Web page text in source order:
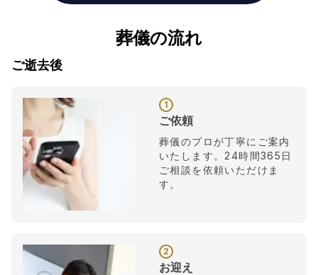
葬儀の流れ
ご逝去後
1
ご依頼
葬儀のプロが丁寧にご案内
いたします。24時間365日
ご相談を依頼いただけま
す。
2
お迎え